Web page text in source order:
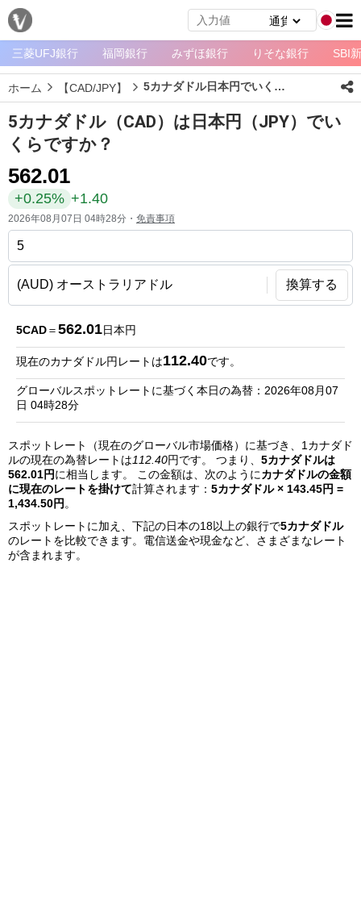
メ
ニ
ュ
ー
ホ
ム
ペ
ー
通
貨
一
覧
銀
行
リ
ス
ト
三菱UFJ銀行 福岡銀行 みずほ銀行 りそな銀行 SBI
ホーム 【CAD/JPY】 5カナダドル日本円でいくら？
5カナダドル（CAD）は日本円（JPY）でい
くらですか？
562.01
+0.25% +1.40
2026年08月07日 04時28分・ 免責事項
換算する
5CAD＝562.01日本円
現在のカナダドル円レートは112.40です。
グローバルスポットレートに基づく本日の為替：2026年08月07
日 04時28分
スポットレート（現在のグローバル市場価格）に基づき、1カナダド
ルの現在の為替レートは112.40円です。 つまり、 5カナダドルは
562.01円に相当します。 この金額は、次のようにカナダドルの金額
に現在のレートを掛けて計算されます： 5カナダドル × 143.45円 =
1,434.50円 。
スポットレートに加え、下記の日本の18以上の銀行で5カナダドル
のレートを比較できます。電信送金や現金など、さまざまなレート
が含まれます。